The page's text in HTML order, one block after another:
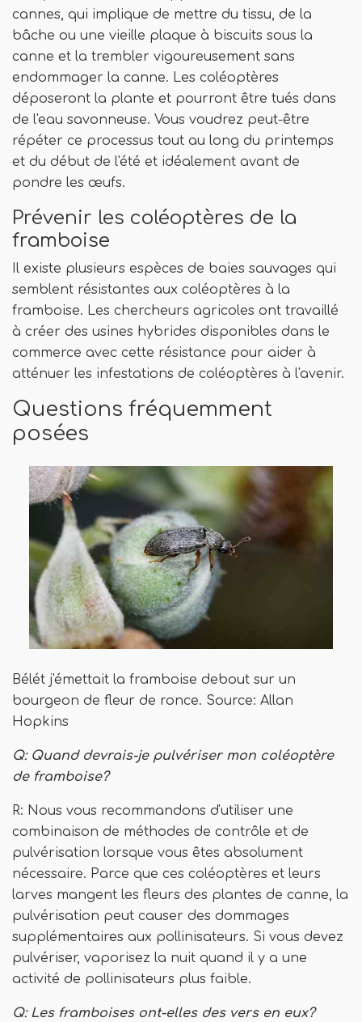
cannes, qui implique de mettre du tissu, de la
bâche ou une vieille plaque à biscuits sous la
canne et la trembler vigoureusement sans
endommager la canne. Les coléoptères
déposeront la plante et pourront être tués dans
de l'eau savonneuse. Vous voudrez peut-être
répéter ce processus tout au long du printemps
et du début de l'été et idéalement avant de
pondre les œufs.
Prévenir les coléoptères de la
framboise
Il existe plusieurs espèces de baies sauvages qui
semblent résistantes aux coléoptères à la
framboise. Les chercheurs agricoles ont travaillé
à créer des usines hybrides disponibles dans le
commerce avec cette résistance pour aider à
atténuer les infestations de coléoptères à l'avenir.
Questions fréquemment
posées
Bélét j'émettait la framboise debout sur un
bourgeon de fleur de ronce. Source: Allan
Hopkins
Q: Quand devrais-je pulvériser mon coléoptère
de framboise?
R: Nous vous recommandons d'utiliser une
combinaison de méthodes de contrôle et de
pulvérisation lorsque vous êtes absolument
nécessaire. Parce que ces coléoptères et leurs
larves mangent les fleurs des plantes de canne, la
pulvérisation peut causer des dommages
supplémentaires aux pollinisateurs. Si vous devez
pulvériser, vaporisez la nuit quand il y a une
activité de pollinisateurs plus faible.
Q: Les framboises ont-elles des vers en eux?